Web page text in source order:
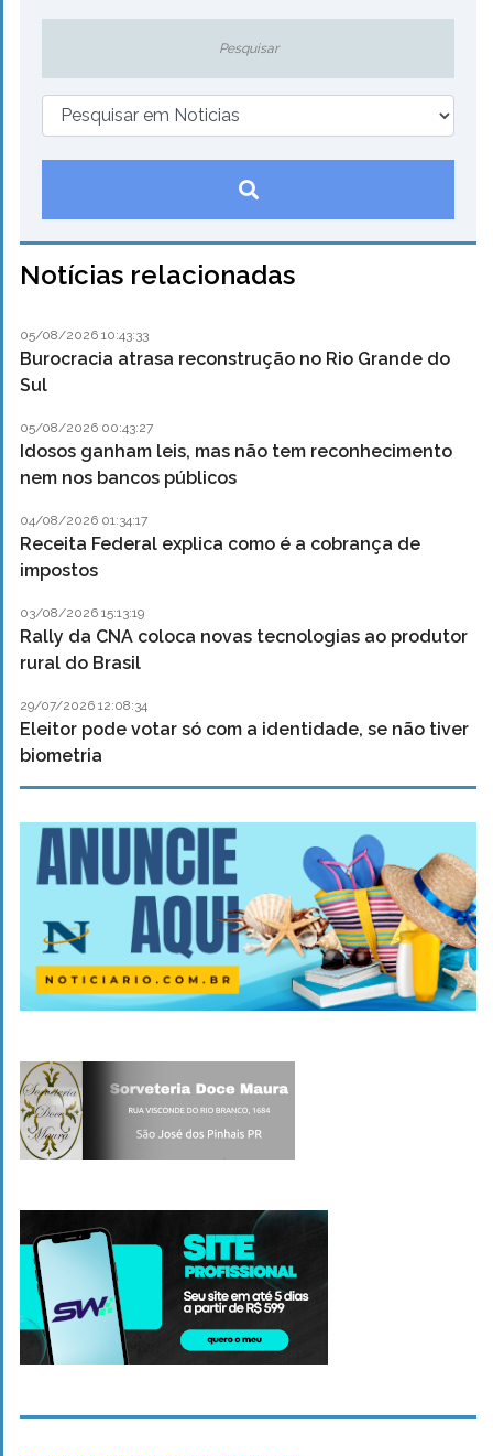
Notícias relacionadas
05/08/2026 10:43:33
Burocracia atrasa reconstrução no Rio Grande do
Sul
05/08/2026 00:43:27
Idosos ganham leis, mas não tem reconhecimento
nem nos bancos públicos
04/08/2026 01:34:17
Receita Federal explica como é a cobrança de
impostos
03/08/2026 15:13:19
Rally da CNA coloca novas tecnologias ao produtor
rural do Brasil
29/07/2026 12:08:34
Eleitor pode votar só com a identidade, se não tiver
biometria